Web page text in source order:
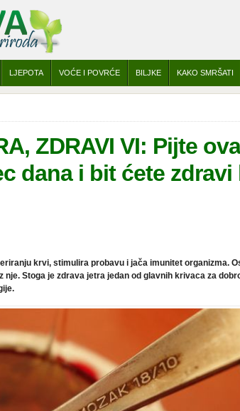
LJEPOTA VOĆE I POVRĆE BILJKE KAKO SMRŠATI
ZDRAVI VI: Pijte
dana i bit ćete zdravi
krvi, stimulira probavu i jača imunitet organizma.
Stoga je zdrava jetra jedan od glavnih krivaca za